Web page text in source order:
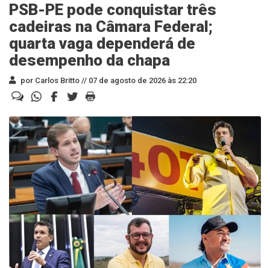
PSB-PE pode conquistar três
cadeiras na Câmara Federal;
quarta vaga dependerá de
desempenho da chapa
por Carlos Britto // 07 de agosto de 2026 às 22:20